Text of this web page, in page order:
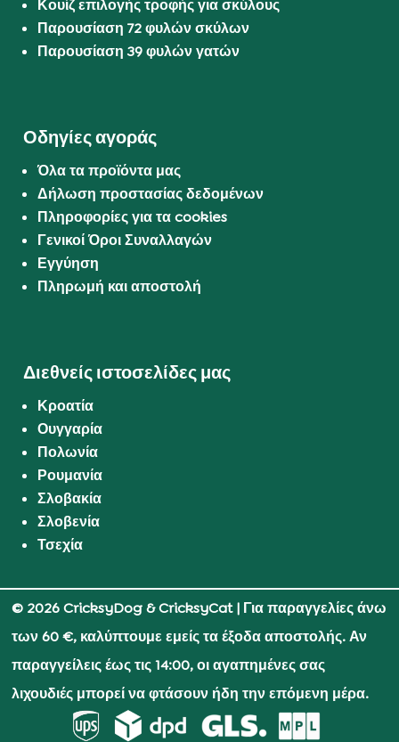
Κουίζ επιλογής τροφής για σκύλους
Παρουσίαση 72 φυλών σκύλων
Παρουσίαση 39 φυλών γατών
Οδηγίες αγοράς
Όλα τα προϊόντα μας
Δήλωση προστασίας δεδομένων
Πληροφορίες για τα cookies
Γενικοί Όροι Συναλλαγών
Εγγύηση
Πληρωμή και αποστολή
Διεθνείς ιστοσελίδες μας
Κροατία
Ουγγαρία
Πολωνία
Ρουμανία
Σλοβακία
Σλοβενία
Τσεχία
© 2026 CricksyDog & CricksyCat| Για παραγγελίες άνω
των 60 €, καλύπτουμε εμείς τα έξοδα αποστολής. Αν
παραγγείλεις έως τις 14:00, οι αγαπημένες σας
λιχουδιές μπορεί να φτάσουν ήδη την επόμενη μέρα.